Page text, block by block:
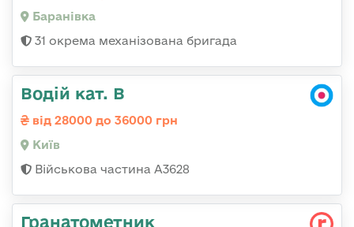
Баранівка
31 окрема механізована бригада
Водій кат. В
від 28000 до 36000 грн
Київ
Військова частина А3628
Гранатометник